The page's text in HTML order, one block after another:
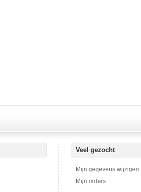
Veel gezocht
Mijn gegevens wijzigen
Mijn orders